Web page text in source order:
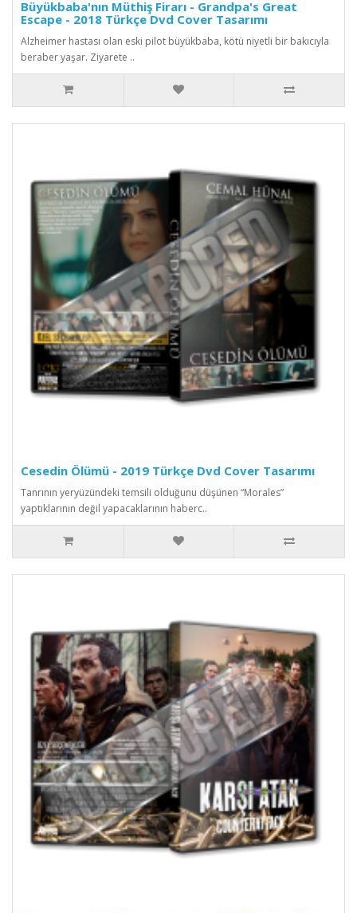
Büyükbaba'nın Müthiş Firarı - Grandpa's Great
Escape - 2018 Türkçe Dvd Cover Tasarımı
Alzheimer hastası olan eski pilot büyükbaba, kötü niyetli bir bakıcıyla
beraber yaşar. Ziyarete ..
Cesedin Ölümü - 2019 Türkçe Dvd Cover Tasarımı
Tanrının yeryüzündeki temsili olduğunu düşünen “Morales”
yaptıklarının değil yapacaklarının haberc..